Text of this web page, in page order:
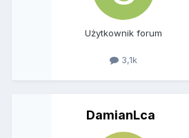
Użytkownik forum
3,1k
DamianLca